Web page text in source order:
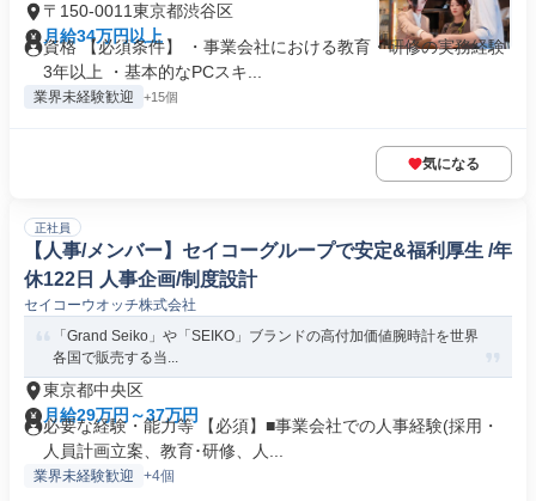
〒150-0011東京都渋谷区
月給34万円以上
資格 【必須条件】 ・事業会社における教育・研修の実務経験
3年以上 ・基本的なPCスキ...
業界未経験歓迎 +15個
気になる
正社員
【人事/メンバー】セイコーグループで安定&福利厚生 /年
休122日 人事企画/制度設計
セイコーウオッチ株式会社
「Grand Seiko」や「SEIKO」ブランドの高付加価値腕時計を世界
各国で販売する当...
東京都中央区
月給29万円～37万円
必要な経験・能力等 【必須】■事業会社での人事経験(採用・
人員計画立案、教育･研修、人...
業界未経験歓迎 +4個